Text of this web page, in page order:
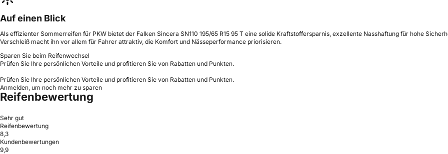
Auf einen Blick
Als effizienter Sommerreifen für PKW bietet der Falken Sincera SN110 195/65 R15 95 T eine solide Kraftstoffersparnis, exzellente Nasshaftung für hohe
Verschleiß macht ihn vor allem für Fahrer attraktiv, die Komfort und Nässeperformance priorisieren.
Sparen Sie beim Reifenwechsel
Prüfen Sie Ihre persönlichen Vorteile und profitieren Sie von Rabatten und Punkten.
Prüfen Sie Ihre persönlichen Vorteile und profitieren Sie von Rabatten und Punkten.
Anmelden, um noch mehr zu sparen
Reifenbewertung
Sehr gut
Reifenbewertung
8,3
Kundenbewertungen
9,9